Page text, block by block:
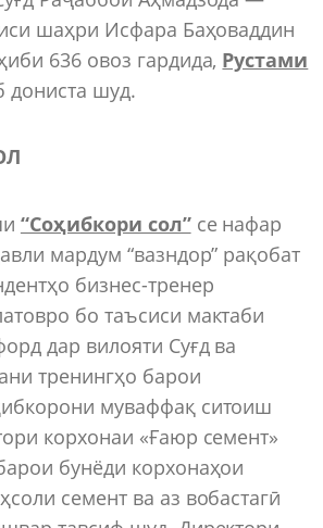
шаҳри Исфара Баҳоваддин
636 овоз гардида, Рустами
дониста шуд.
“Соҳибкори сол”се нафар
мардум “вазндор” рақобат
бизнес-тренер
бо таъсиси мактаби
дар вилояти Суғд ва
тренингҳо барои
муваффақ ситоиш
корхонаи «Ғаюр семент»
бунёди корхонаҳои
семент ва аз вобастагӣ